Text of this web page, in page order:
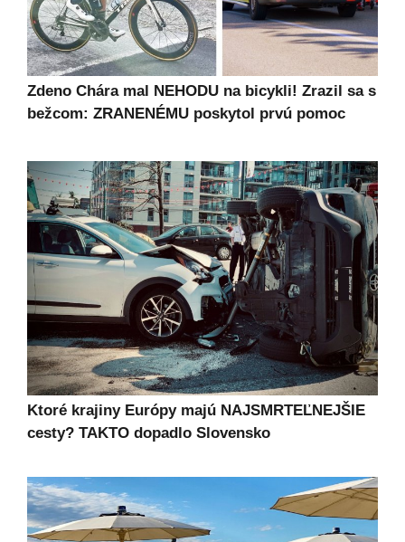
Zdeno Chára mal NEHODU na bicykli! Zrazil sa s
bežcom: ZRANENÉMU poskytol prvú pomoc
Ktoré krajiny Európy majú NAJSMRTEĽNEJŠIE
cesty? TAKTO dopadlo Slovensko